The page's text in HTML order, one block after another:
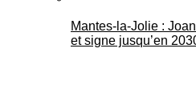
Mantes-la-Jolie :
et signe jusqu’en